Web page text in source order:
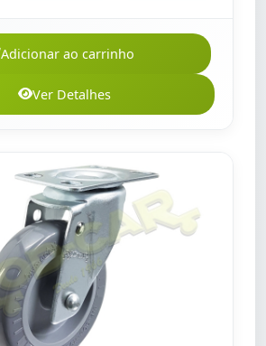
Adicionar ao carrinho
Ver Detalhes